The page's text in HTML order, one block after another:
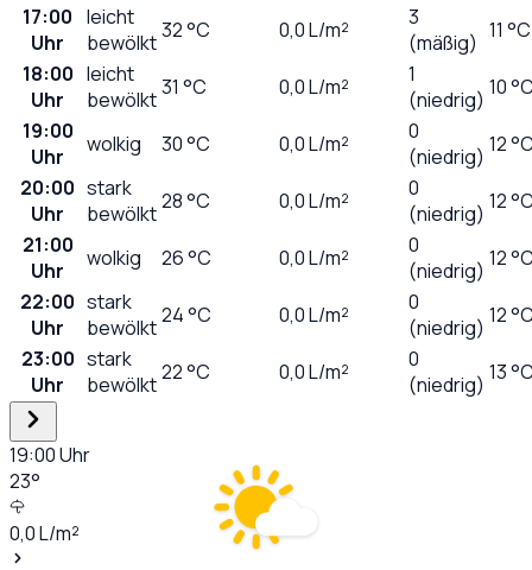
17:00
Uhr
leicht
bewölkt32°C 0,0L/m²
3
(mäßig) 11 °C
18:00
Uhr
leicht
bewölkt31 °C 0,0L/m²
1
(niedrig) 10
19:00
Uhr
wolkig 30°C 0,0L/m²
0
(niedrig) 12
20:00
Uhr
stark
bewölkt28°C 0,0L/m²
0
(niedrig) 12
21:00
Uhr
wolkig 26°C 0,0L/m²
0
(niedrig) 12
22:00
Uhr
stark
bewölkt24°C 0,0L/m²
0
(niedrig) 12
23:00
Uhr
stark
bewölkt22°C 0,0L/m²
0
(niedrig) 13
19:00Uhr
23°
0,0L/m²